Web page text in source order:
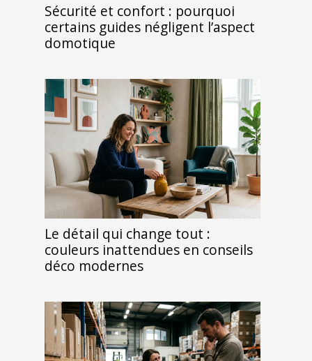
Sécurité et confort : pourquoi
certains guides négligent l’aspect
domotique
Le détail qui change tout :
couleurs inattendues en conseils
déco modernes